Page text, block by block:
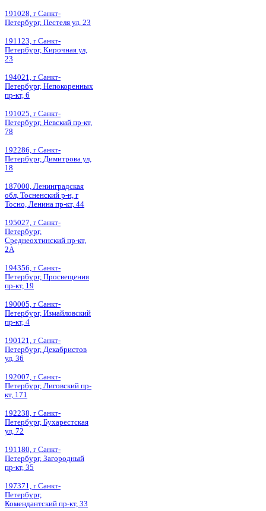
191028, г Санкт-
Петербург, Пестеля ул, 23
191123, г Санкт-
Петербург, Кирочная ул,
23
194021, г Санкт-
Петербург, Непокоренных
пр-кт, 6
191025, г Санкт-
Петербург, Невский пр-кт,
78
192286, г Санкт-
Петербург, Димитрова ул,
18
187000, Ленинградская
обл, Тосненский р-н, г
Тосно, Ленина пр-кт, 44
195027, г Санкт-
Петербург,
Среднеохтинский пр-кт,
2А
194356, г Санкт-
Петербург, Просвещения
пр-кт, 19
190005, г Санкт-
Петербург, Измайловский
пр-кт, 4
190121, г Санкт-
Петербург, Декабристов
ул, 36
192007, г Санкт-
Петербург, Лиговский пр-
кт, 171
192238, г Санкт-
Петербург, Бухарестская
ул, 72
191180, г Санкт-
Петербург, Загородный
пр-кт, 35
197371, г Санкт-
Петербург,
Комендантский пр-кт, 33